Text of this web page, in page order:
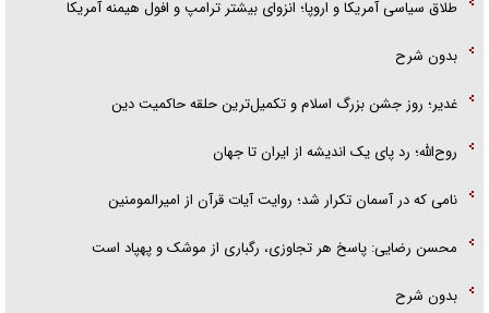
طلاق سیاسی آمریکا و اروپا؛ انزوای بیشتر ترامپ و افول هیمنه آمریکا
بدون شرح
غدیر؛ روز جشن بزرگ اسلام و تکمیل‌ترین حلقه حاکمیت دین
روح‌الله؛ رد پای یک اندیشه از ایران تا جهان
نامی که در آسمان تکرار شد؛ روایت آیات قرآن از امیرالمومنین
محسن رضایی: پاسخ هر تجاوزی، رگباری از موشک و پهپاد است
بدون شرح